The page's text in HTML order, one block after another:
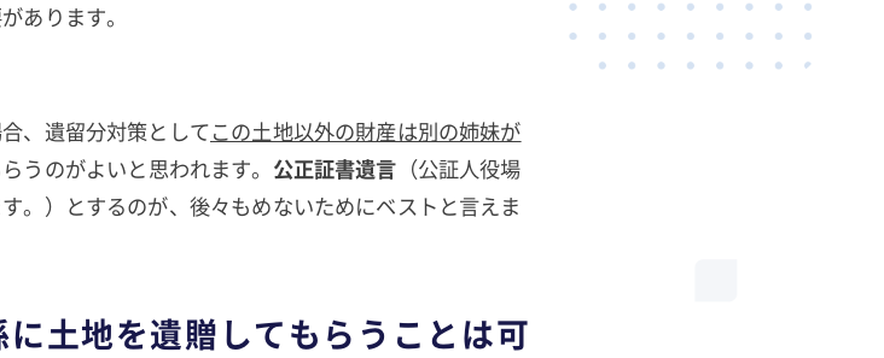
あります。
、遺留分対策としてこの土地以外の財産は別の姉妹が
うのがよいと思われます。 公正証書遺言 （公証人役場
。）とするのが、後々もめないためにベストと言えま
土地を遺贈してもらうことは可